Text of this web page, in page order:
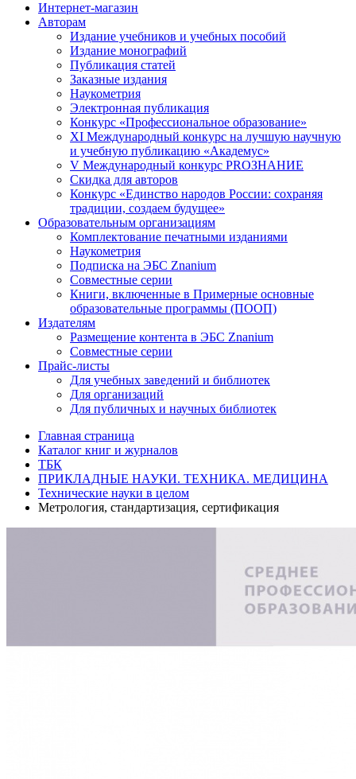
Интернет-магазин
Авторам
Издание учебников и учебных пособий
Издание монографий
Публикация статей
Заказные издания
Наукометрия
Электронная публикация
Конкурс «Профессиональное образование»
XI Международный конкурс на лучшую научную
и учебную публикацию «Академус»
V Международный конкурс PROЗНАНИЕ
Скидка для авторов
Конкурс «Единство народов России: сохраняя
традиции, создаем будущее»
Образовательным организациям
Комплектование печатными изданиями
Наукометрия
Подписка на ЭБС Znanium
Совместные серии
Книги, включенные в Примерные основные
образовательные программы (ПООП)
Издателям
Размещение контента в ЭБС Znanium
Совместные серии
Прайс-листы
Для учебных заведений и библиотек
Для организаций
Для публичных и научных библиотек
Главная страница
Каталог книг и журналов
ТБК
ПРИКЛАДНЫЕ НАУКИ. ТЕХНИКА. МЕДИЦИНА
Технические науки в целом
Метрология, стандартизация, сертификация